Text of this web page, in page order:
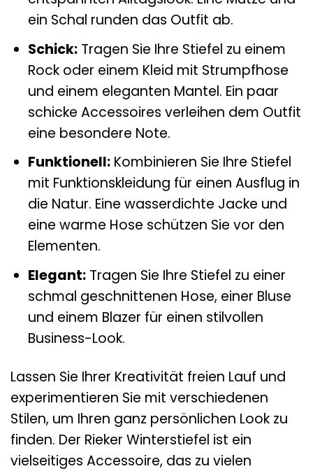
ein Schal runden das Outfit ab.
Schick:Tragen Sie Ihre Stiefel zu einem
Rock oder einem Kleid mit Strumpfhose
und einem eleganten Mantel. Ein paar
schicke Accessoires verleihen dem Outfit
eine besondere Note.
Funktionell:Kombinieren Sie Ihre Stiefel
mit Funktionskleidung für einen Ausflug in
die Natur. Eine wasserdichte Jacke und
eine warme Hose schützen Sie vor den
Elementen.
Elegant:Tragen Sie Ihre Stiefel zu einer
schmal geschnittenen Hose, einer Bluse
und einem Blazer für einen stilvollen
Business-Look.
Lassen Sie Ihrer Kreativität freien Lauf und
experimentieren Sie mit verschiedenen
Stilen, um Ihren ganz persönlichen Look zu
finden. Der Rieker Winterstiefel ist ein
vielseitiges Accessoire, das zu vielen